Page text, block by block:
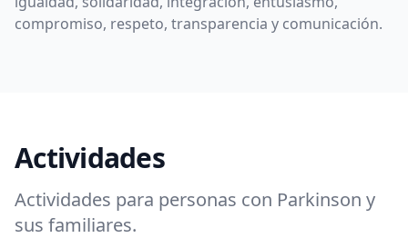
compromiso, respeto, transparencia y comunicación.
Actividades
Actividades para personas con Parkinson y
sus familiares.